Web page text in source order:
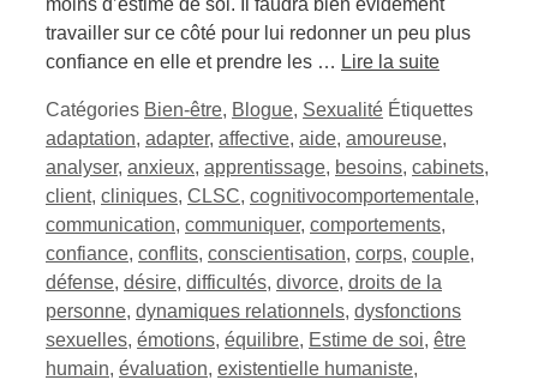
travailler sur ce côté pour lui redonner un peu plus
confiance en elle et prendre les … Lire la suite
Catégories Bien-être, Blogue, Sexualité Étiquettes
adaptation, adapter, affective, aide, amoureuse,
analyser, anxieux, apprentissage, besoins, cabinets,
client, cliniques, CLSC, cognitivocomportementale,
communication, communiquer, comportements,
confiance, conflits, conscientisation, corps, couple,
défense, désire, difficultés, divorce, droits de la
personne, dynamiques relationnels, dysfonctions
sexuelles, émotions, équilibre, Estime de soi, être
humain, évaluation, existentielle humaniste,